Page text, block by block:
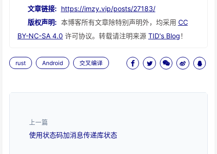
文章链接: https://imzy.vip/posts/27183/
版权声明: 本博客所有文章除特别声明外，均采用 CC
BY-NC-SA 4.0 许可协议。转载请注明来源 TID's Blog！
rust Android 交叉编译
上一篇
使用状态码加消息传递库状态